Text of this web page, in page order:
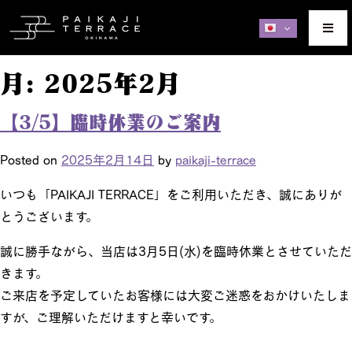
月: 2025年2月
【3/5】臨時休業のご案内
Posted on 2025年2月14日 by paikaji-terrace
いつも「PAIKAJI TERRACE」をご利用いただき、誠にありが
とうございます。
誠に勝手ながら、当店は3月5日(水)を臨時休業とさせていただ
きます。
ご来店を予定していたお客様には大変ご迷惑をおかけいたしま
すが、ご理解いただけますと幸いです。